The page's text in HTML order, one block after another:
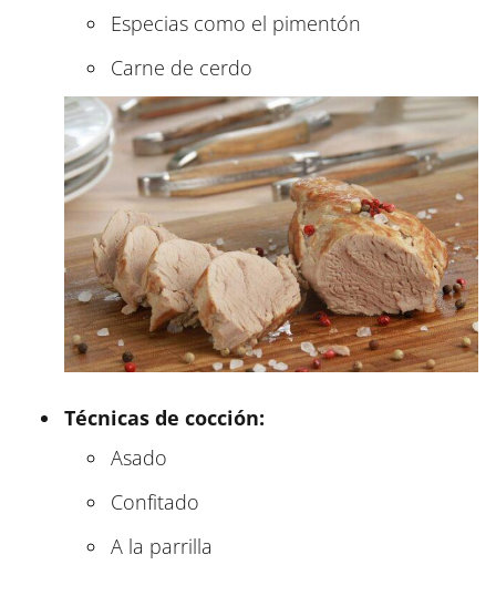
Especias como el pimentón
Carne de cerdo
Técnicas de cocción:
Asado
Confitado
A la parrilla